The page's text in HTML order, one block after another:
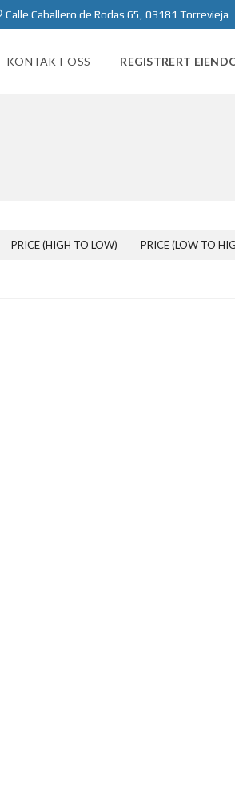
Calle Caballero de Rodas 65, 03181 Torrevieja
KONTAKT OSS REGISTRERT
PRICE (HIGH TO LOW) PRICE (LOW TO